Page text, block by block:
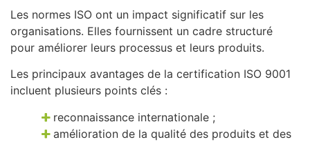
Les normes ISO ont un impact significatif sur les
organisations. Elles fournissent un cadre structuré
pour améliorer leurs processus et leurs produits.
Les principaux avantages de la certification ISO 9001
incluent plusieurs points clés :
reconnaissance internationale ;
amélioration de la qualité des produits et des